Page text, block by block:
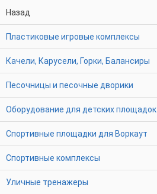
Назад
Пластиковые игровые комплексы
Качели, Карусели, Горки, Балансиры
Песочницы и песочные дворики
Оборудование для детских площадок
Спортивные площадки для Воркаут
Спортивные комплексы
Уличные тренажеры